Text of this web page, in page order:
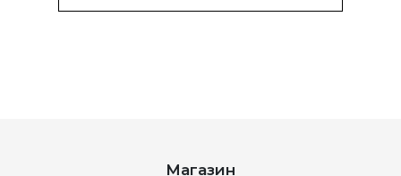
Магазин